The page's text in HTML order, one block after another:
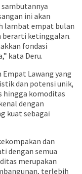
sambutannya
ini akan
lambat empat bulan
berarti ketinggalan.
fondasi
kata Deru.
Lawang yang
dan potensi unik,
hingga komoditas
dengan
kuat sebagai
dan
dengan semua
merupakan
terlebih